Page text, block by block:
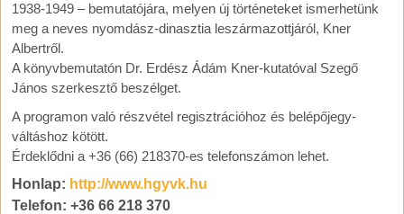
1938-1949 – bemutatójára, melyen új történeteket ismerhetünk
meg a neves nyomdász-dinasztia leszármazottjáról, Kner
Albertről.
A könyvbemutatón Dr. Erdész Ádám Kner-kutatóval Szegő
János szerkesztő beszélget.
A programon való részvétel regisztrációhoz és belépőjegy-
váltáshoz kötött.
Érdeklődni a +36 (66) 218370-es telefonszámon lehet.
Honlap: http://www.hgyvk.hu
Telefon: +36 66 218 370